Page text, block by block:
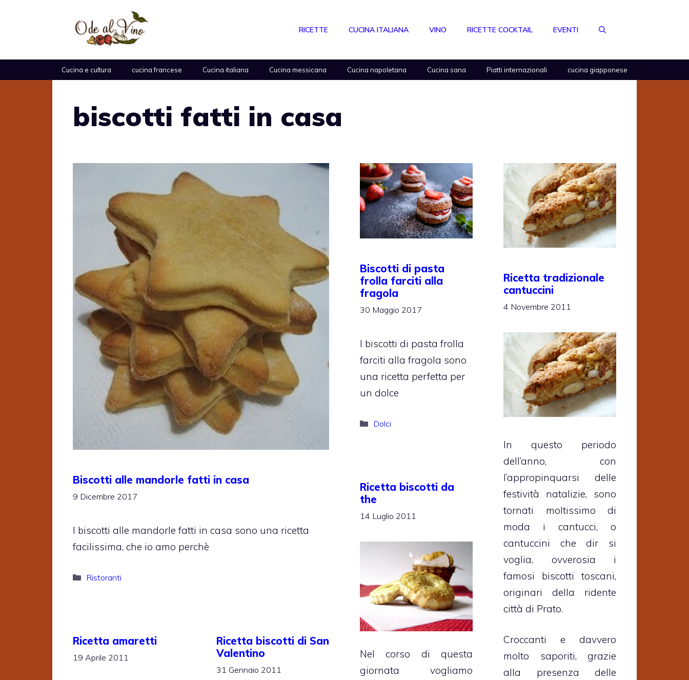
RICETTE CUCINA ITALIANA VINO RICETTE COCKTAIL EVENTI
Cucina e cultura cucina francese Cucina italiana Cucina messicana Cucina napoletana Cucina sana Piatti internazionali cucina giapponese
biscotti fatti in casa
Biscotti alle mandorle fatti in casa
9 Dicembre 2017
I biscotti alle mandorle fatti in casa sono una ricetta
facilissima, che io amo perchè
Categorie
Ristoranti
Biscotti di pasta
frolla farciti alla
fragola
30 Maggio 2017
I biscotti di pasta frolla
farciti alla fragola sono
una ricetta perfetta per
un dolce
Categorie
Dolci
Ricetta tradizionale
cantuccini
4 Novembre 2011
In questo periodo
dell’anno, con
l’appropinquarsi delle
festività natalizie, sono
tornati moltissimo di
moda i cantucci, o
cantuccini che dir si
voglia, ovverosia i
famosi biscotti toscani,
originari della ridente
città di Prato.
Croccanti e davvero
molto saporiti, grazie
alla presenza delle
Ricetta biscotti da
the
14 Luglio 2011
Nel corso di questa
giornata vogliamo
Ricetta amaretti
19 Aprile 2011
Ricetta biscotti di San
Valentino
31 Gennaio 2011